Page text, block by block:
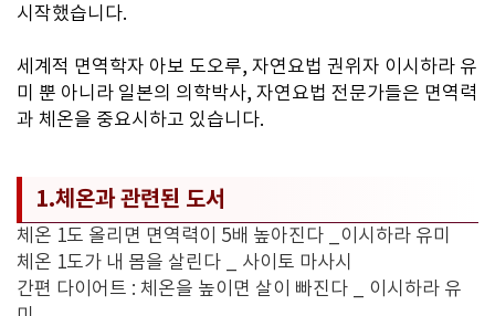
시작했습니다.
세계적 면역학자 아보 도오루, 자연요법 권위자 이시하라 유
미 뿐 아니라 일본의 의학박사, 자연요법 전문가들은 면역력
과 체온을 중요시하고 있습니다.
1.체온과 관련된 도서
체온 1도 올리면 면역력이 5배 높아진다 _이시하라 유미
체온 1도가 내 몸을 살린다 _ 사이토 마사시
간편 다이어트 : 체온을 높이면 살이 빠진다 _ 이시하라 유